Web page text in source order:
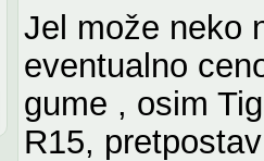
Jel može neko
eventualno
gume , osim
R15,